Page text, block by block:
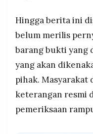
Hingga berita ini
belum merilis
barang bukti yang
yang akan
pihak.
keterangan resmi
pemeriksaan